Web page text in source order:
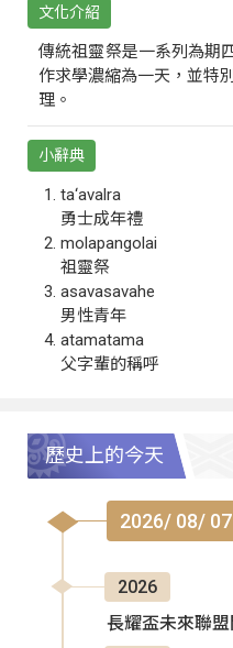
文化介紹
傳統祖靈祭是一系列為期
作求學濃縮為一天，並特
理。
小辭典
ta‘avalra
勇士成年禮
molapangolai
祖靈祭
asavasavahe
男性青年
atamatama
父字輩的稱呼
歷史上的今天
2026/ 08/ 07
2026
長耀盃未來聯